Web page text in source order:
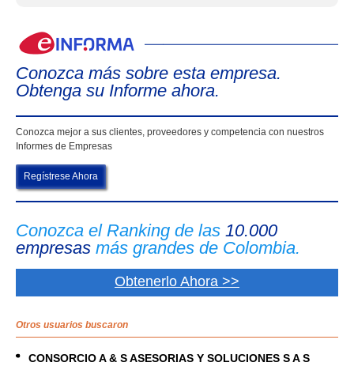
Conozca más sobre esta empresa.
Obtenga su Informe ahora.
Conozca mejor a sus clientes, proveedores y competencia con nuestros
Informes de Empresas
Regístrese Ahora
Conozca el Ranking de las 10.000
empresas más grandes de Colombia.
Obtenerlo Ahora >>
Otros usuarios buscaron
CONSORCIO A & S ASESORIAS Y SOLUCIONES S A S